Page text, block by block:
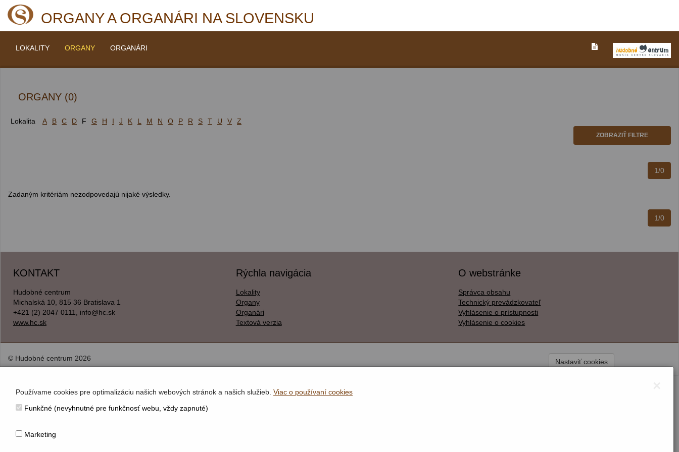
ORGANY A ORGANÁRI NA SLOVENSKU
LOKALITY ORGANY ORGANÁRI
ORGANY (0)
Lokalita A B C D F G H I J K L M N O P R S T U V Z
ZOBRAZIŤ FILTRE
1/0
Zadaným kritériám nezodpovedajú nijaké výsledky.
1/0
KONTAKT
Hudobné centrum
Michalská 10, 815 36 Bratislava 1
+421 (2) 2047 0111, info@hc.sk
www.hc.sk
Rýchla navigácia
Lokality
Organy
Organári
Textová verzia
O webstránke
Správca obsahu
Technický prevádzkovateľ
Vyhlásenie o prístupnosti
Vyhlásenie o cookies
© Hudobné centrum 2026 Nastaviť cookies
Používame cookies pre optimalizáciu našich webových stránok a našich služieb. Viac o používaní cookies
Funkčné (nevyhnutné pre funkčnosť webu, vždy zapnuté)
Marketing